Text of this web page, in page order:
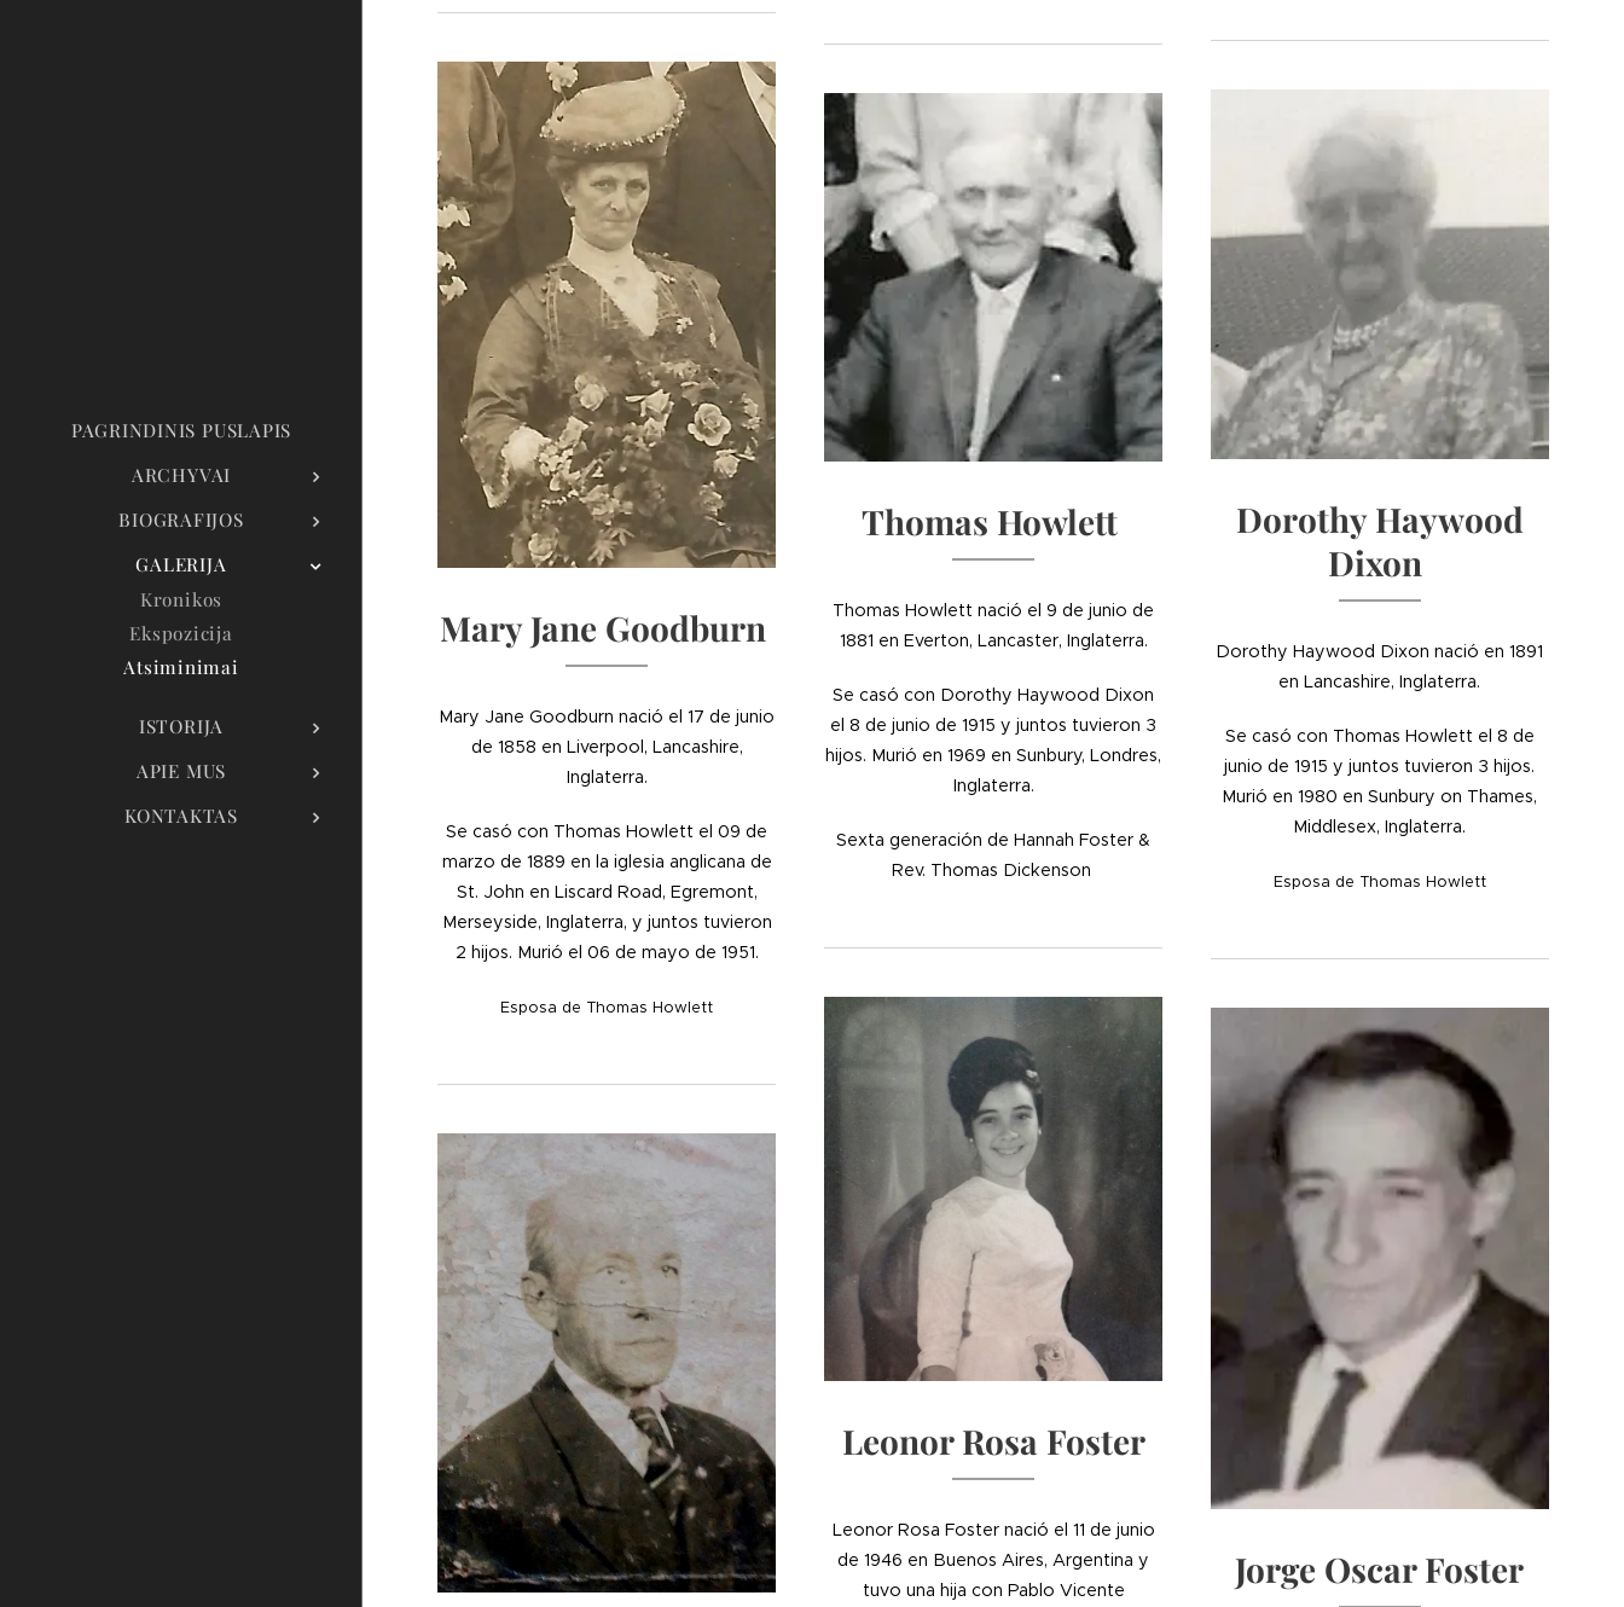
PAGRINDINIS PUSLAPIS
ARCHYVAI
BIOGRAFIJOS
GALERIJA
Kronikos
Ekspozicija
Atsiminimai
ISTORIJA
APIE MUS
KONTAKTAS
Mary Jane Goodburn
Mary Jane Goodburn nació el 17 de junio
de 1858 en Liverpool, Lancashire,
Inglaterra.
Se casó con Thomas Howlett el 09 de
marzo de 1889 en la iglesia anglicana de
St. John en Liscard Road, Egremont,
Merseyside, Inglaterra, y juntos tuvieron
2 hijos. Murió el 06 de mayo de 1951.
Esposa de Thomas Howlett
Thomas Howlett
Thomas Howlett nació el 9 de junio de
1881 en Everton, Lancaster, Inglaterra.
Se casó con Dorothy Haywood Dixon
el 8 de junio de 1915 y juntos tuvieron 3
hijos. Murió en 1969 en Sunbury, Londres,
Inglaterra.
Sexta generación de Hannah Foster &
Rev. Thomas Dickenson
Leonor Rosa Foster
Leonor Rosa Foster nació el 11 de junio
de 1946 en Buenos Aires, Argentina y
tuvo una hija con Pablo Vicente
Dorothy Haywood
Dixon
Dorothy Haywood Dixon nació en 1891
en Lancashire, Inglaterra.
Se casó con Thomas Howlett el 8 de
junio de 1915 y juntos tuvieron 3 hijos.
Murió en 1980 en Sunbury on Thames,
Middlesex, Inglaterra.
Esposa de Thomas Howlett
Jorge Oscar Foster